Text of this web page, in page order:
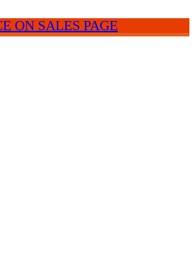
ON SALES PAGE